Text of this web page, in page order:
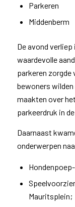
Parkeren
Middenberm
De avond
waardevolle
parkeren
bewoners
maakten over
parkeerdruk in
Daarnaast
onderwerpen
Mauritsplein;